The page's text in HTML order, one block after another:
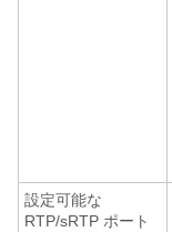
設定可能な
RTP/sRTP ポート